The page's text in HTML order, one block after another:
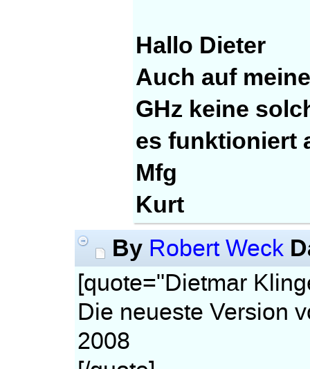
Hallo Dieter
Auch auf
GHz keine
es funktioniert
Mfg
Kurt
By Robert Weck
[quote="Dietmar
Die neueste Version
2008